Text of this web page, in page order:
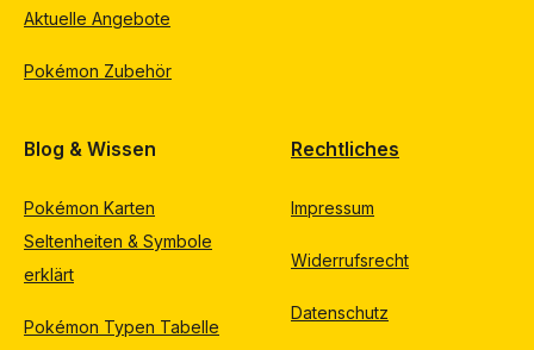
Aktuelle Angebote
Pokémon Zubehör
Blog & Wissen
Pokémon Karten
Seltenheiten & Symbole
erklärt
Pokémon Typen Tabelle
Rechtliches
Impressum
Widerrufsrecht
Datenschutz